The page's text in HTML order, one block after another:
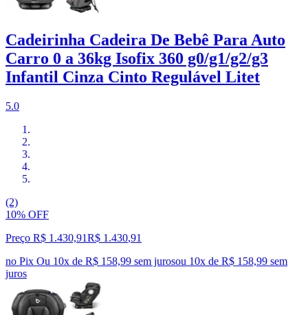
Cadeirinha Cadeira De Bebê Para Auto
Carro 0 a 36kg Isofix 360 g0/g1/g2/g3
Infantil Cinza Cinto Regulável Litet
5.0
(2)
10% OFF
Preço R$ 1.430,91R$ 1.430,91
no Pix Ou 10x de R$ 158,99 sem jurosou 10x de R$ 158,99 sem
juros